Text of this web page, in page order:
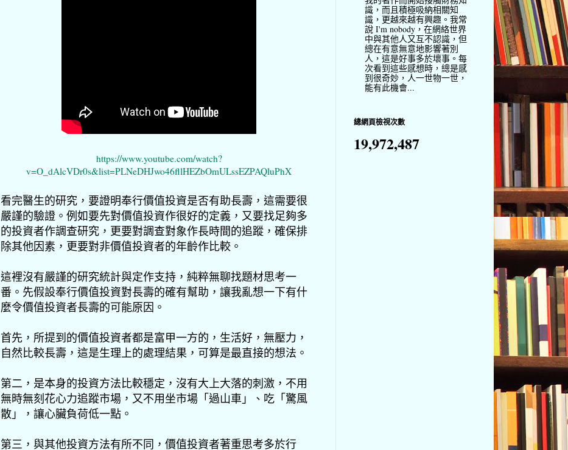
https://www.youtube.com/watch?
v=O_dAlcVDr0s&list=PLNeDHJwo46fllHEZbOmULssEZPAQluPhX
看完醫生的研究，要證明奉行價值投資是否有助長壽，這需要很
嚴謹的驗證。例如要先對價值投資作很好的定義，又要找足夠多
的投資者作調查研究，更要對調查對象作長時間的追蹤，確保排
除其他因素，更要對非價值投資者的年齡作比較。
這裡沒有嚴謹的研究統計與定作支持，純粹無聊找題材思考一
番。 先假設奉行價值投資對長壽的確有幫助， 讓我亂想一下有什
麼令價值投資者長壽的可能原因。
首先，所提到的價值投資者都是富甲一方的，生活好，無壓力，
自然比較長壽，這是生理上的處理結果，可算是最直接的想法。
第二，是本身的投資方法比較穩定，沒有大上大落的刺激，不用
無時無刻花心力追蹤市場，又不用坐市場「過山車」、吃「驚風
散」，讓心臟負荷低一點。
第三，與其他投資方法有所不同，價值投資者著重思考多於行
識，而且積極吸納相關知
識，更越來越有興趣。我常
說 I'm nobody，在網絡世界
中與其他人又互不認識，但
總在有意無意地影響著別
人，這是好事多於壞事。每
次看到這些感想時，總是感
到很奇妙，人一世物一世，
能有此機會...
總網頁檢視次數
19,972,487